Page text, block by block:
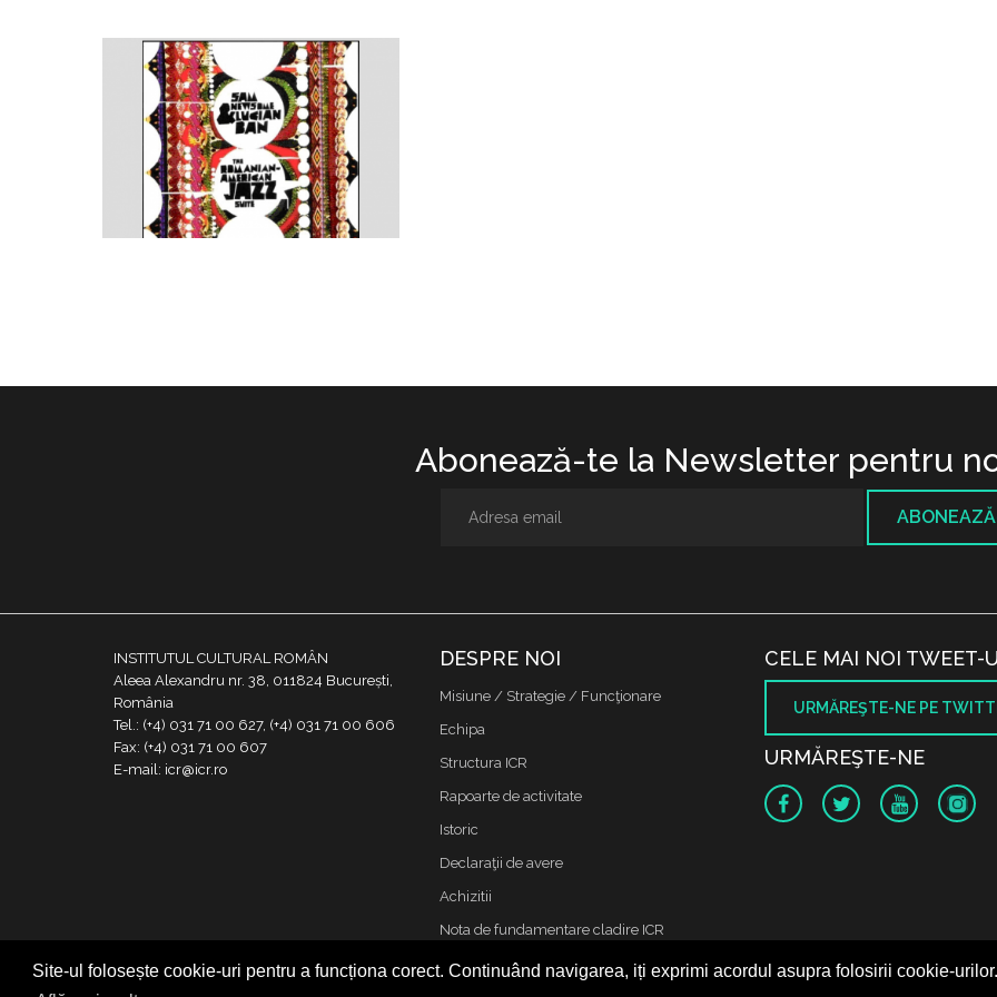
Site-ul folosește cookie-uri pentru a funcționa corect. Continuând navigarea, iți exprimi acordul asupra folosirii cookie-urilor.
Abonează-te la Newsletter pentru
INSTITUTUL CULTURAL ROMÂN
Aleea Alexandru nr. 38, 011824 București,
România
Tel.: (+4) 031 71 00 627, (+4) 031 71 00 606
Fax: (+4) 031 71 00 607
E-mail: icr@icr.ro
DESPRE NOI
Misiune / Strategie / Funcţionare
Echipa
Structura ICR
Rapoarte de activitate
Istoric
Declaraţii de avere
Achizitii
Nota de fundamentare cladire ICR
Contact
CELE MAI NOI TWEET-
URMĂREŞTE-NE PE
URMĂREŞTE-NE